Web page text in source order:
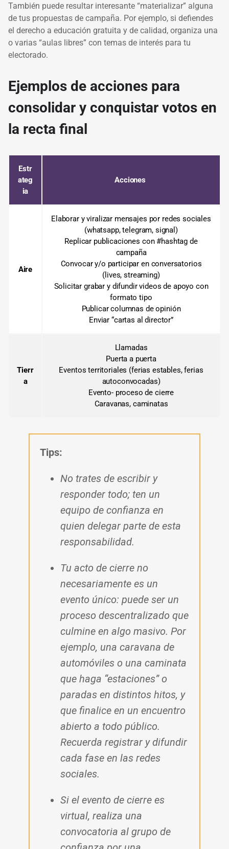
También puede resultar interesante “materializar” alguna
de tus propuestas de campaña. Por ejemplo, si defiendes
el derecho a educación gratuita y de calidad, organiza una
o varias “aulas libres” con temas de interés para tu
electorado.
Ejemplos de acciones para
consolidar y conquistar votos en
la recta final
Estr
ateg
ia
Acciones
Aire
Elaborar y viralizar mensajes por redes sociales
(whatsapp, telegram, signal)
Replicar publicaciones con #hashtag de
campaña
Convocar y/o participar en conversatorios
(lives, streaming)
Solicitar grabar y difundir videos de apoyo con
formato tipo
Publicar columnas de opinión
Enviar “cartas al director”
Tierr
a
Llamadas
Puerta a puerta
Eventos territoriales (ferias estables, ferias
autoconvocadas)
Evento- proceso de cierre
Caravanas, caminatas
Tips:
No trates de escribir y
responder todo; ten un
equipo de confianza en
quien delegar parte de esta
responsabilidad.
Tu acto de cierre no
necesariamente es un
evento único: puede ser un
proceso descentralizado que
culmine en algo masivo. Por
ejemplo, una caravana de
automóviles o una caminata
que haga “estaciones” o
paradas en distintos hitos, y
que finalice en un encuentro
abierto a todo público.
Recuerda registrar y difundir
cada fase en las redes
sociales.
Si el evento de cierre es
virtual, realiza una
convocatoria al grupo de